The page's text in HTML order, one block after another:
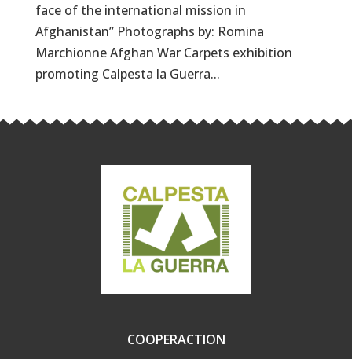
face of the international mission in
Afghanistan” Photographs by: Romina
Marchionne Afghan War Carpets exhibition
promoting Calpesta la Guerra...
COOPERACTION